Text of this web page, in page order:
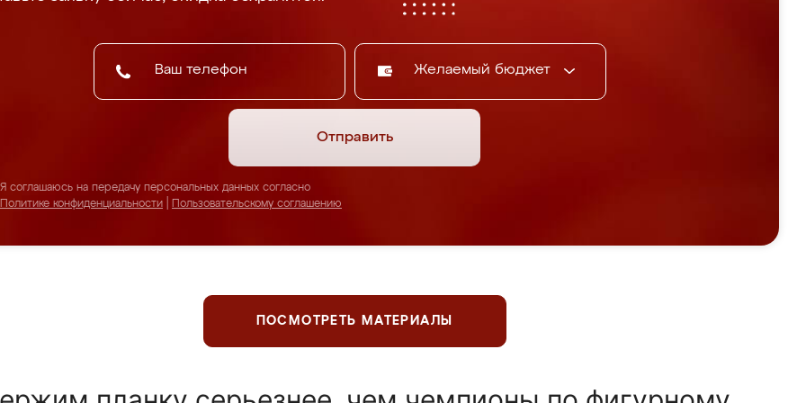
Желаемый бюджет
Отправить
Я соглашаюсь на передачу персональных данных согласно
Политике конфиденциальности
Пользовательскому соглашению
ПОСМОТРЕТЬ МАТЕРИАЛЫ